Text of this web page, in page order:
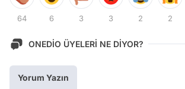
64 6 3 3 2 2
ONEDİO ÜYELERİ NE DİYOR?
Yorum Yazın